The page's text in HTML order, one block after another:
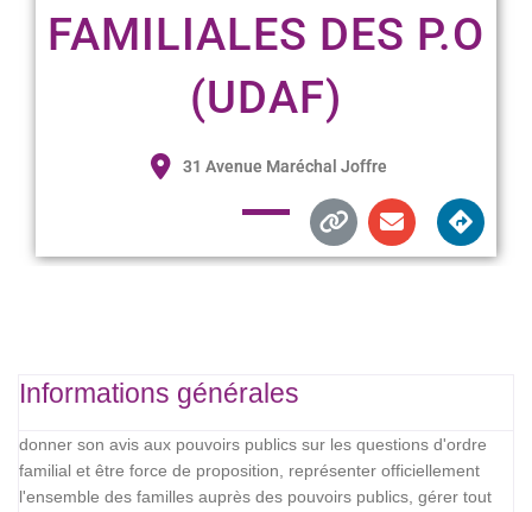
FAMILIALES DES P.O
(UDAF)
31 Avenue Maréchal Joffre
Informations générales
donner son avis aux pouvoirs publics sur les questions d'ordre
familial et être force de proposition, représenter officiellement
l'ensemble des familles auprès des pouvoirs publics, gérer tout